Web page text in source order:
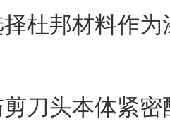
邦材料作为
头本体紧密